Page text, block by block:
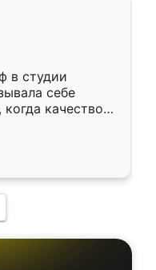
в студии
себе
качеством
уже почти